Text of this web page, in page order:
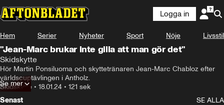
Logga in
Hem Serier Nyheter Sport Nöje Livsstil
"Jean-Marc brukar inte gilla att man gör det"
Skidskytte
Hör Martin Ponsiluoma och skyttetränaren Jean-Marc Chabloz efter
världscuptävlingen i Antholz.
Skidskytte • 18.01.24 • 121 sek
Se mer
Senast
SE ALLA